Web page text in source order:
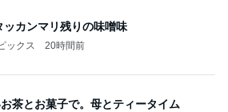
ッカンマリ残りの味噌味
ックス 20時間前
茶とお菓子で。母とティータイム